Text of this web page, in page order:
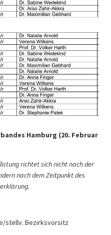
Hamburg (20. Februar
richtet sich nicht nach der
nach dem Zeitpunkt des
Bezirksvorsitz